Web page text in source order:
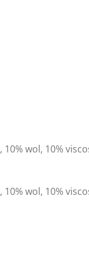
wol, 10%
wol, 10%